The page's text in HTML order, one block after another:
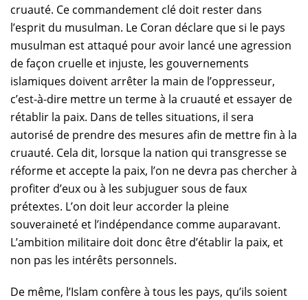
cruauté. Ce commandement clé doit rester dans
l’esprit du musulman. Le Coran déclare que si le pays
musulman est attaqué pour avoir lancé une agression
de façon cruelle et injuste, les gouvernements
islamiques doivent arrêter la main de l’oppresseur,
c’est-à-dire mettre un terme à la cruauté et essayer de
rétablir la paix. Dans de telles situations, il sera
autorisé de prendre des mesures afin de mettre fin à la
cruauté. Cela dit, lorsque la nation qui transgresse se
réforme et accepte la paix, l’on ne devra pas chercher à
profiter d’eux ou à les subjuguer sous de faux
prétextes. L’on doit leur accorder la pleine
souveraineté et l’indépendance comme auparavant.
L’ambition militaire doit donc être d’établir la paix, et
non pas les intérêts personnels.
De même, l’Islam confère à tous les pays, qu’ils soient